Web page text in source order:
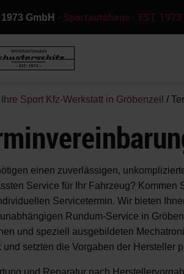
GmbH - Sportautohaus - EST. 1973
Ihre Sport Kfz-Werkstatt in Gröbenzell /
einen zuverlässigen,
Service für Ihr Fahrzeug? Kommen
Servicetermin. Wir bieten
Rundum-Service in
und speziell ausgebildeten
und setzten die Vorgaben der Hersteller